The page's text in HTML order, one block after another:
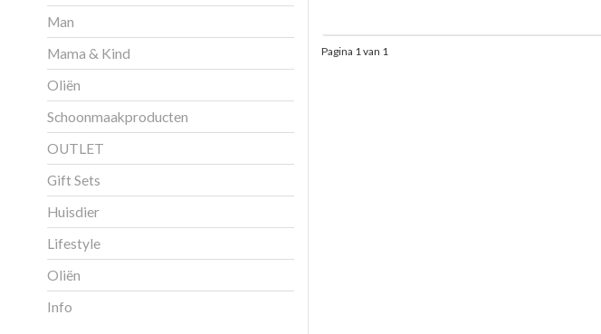
Man
Mama & Kind
Oliën
Schoonmaakproducten
OUTLET
Gift Sets
Huisdier
Lifestyle
Oliën
Info
Pagina 1 van 1